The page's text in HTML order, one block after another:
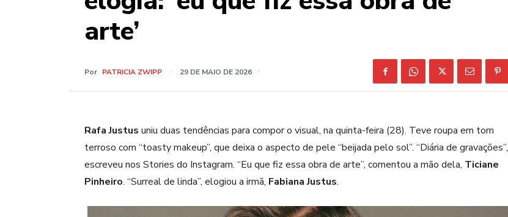
arte’
Por PATRICIA ZWIPP 29 DE MAIO DE 2026
Rafa Justus uniu duas tendências para compor o visual, na quinta-feira (28). Teve roupa em tom
terroso com “toastymakeup”, que deixa o aspecto de pele “beijada pelo sol”. “Diária de gravações”,
escreveu nos Stories do Instagram. “Eu que fiz essa obra de arte”, comentou a mão dela, Ticiane
Pinheiro. “Surreal de linda”, elogiou a irmã, Fabiana Justus.